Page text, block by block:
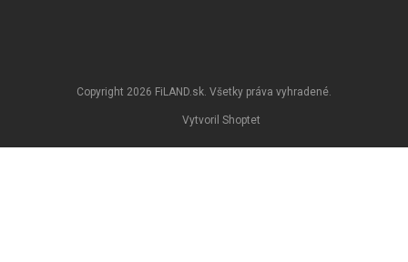
Vytvoril Shoptet
Copyright 2026 FiLAND.sk . Všetky práva vyhradené.